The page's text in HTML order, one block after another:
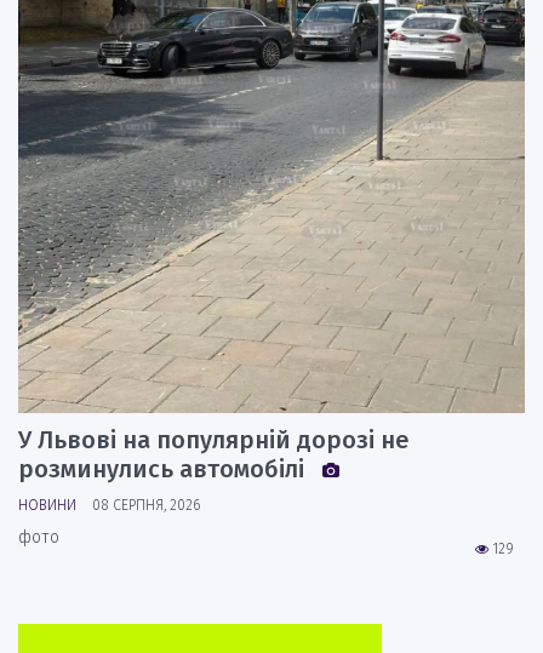
У Львові на популярній дорозі не
розминулись автомобілі
НОВИНИ 08 СЕРПНЯ, 2026
129
фото